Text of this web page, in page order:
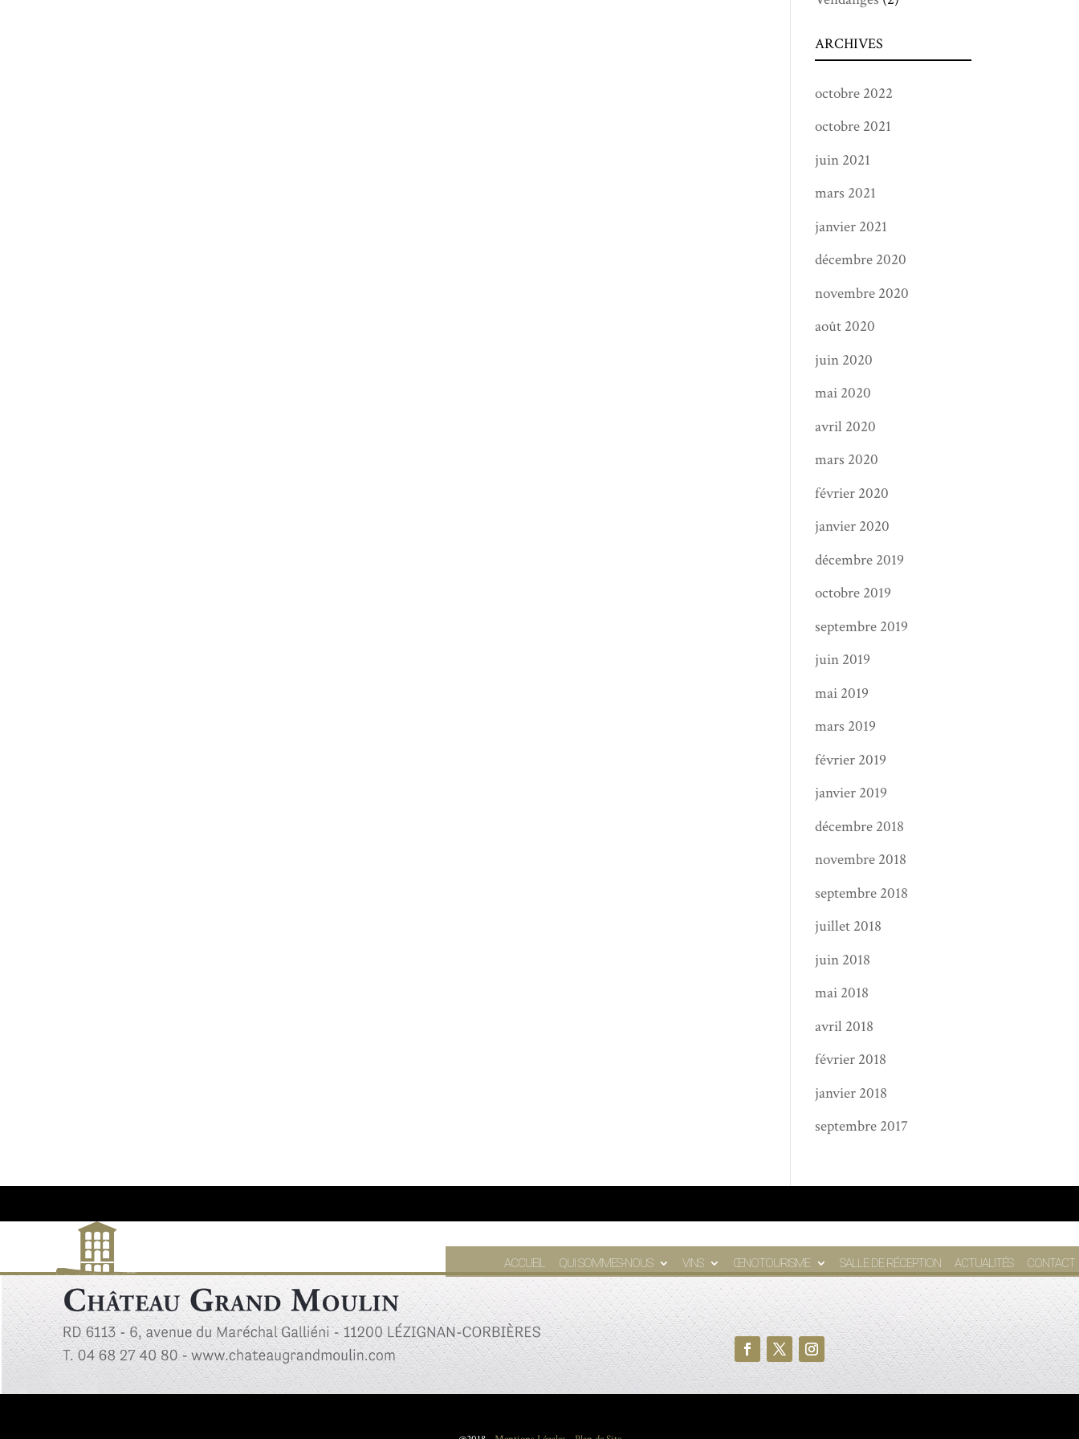
ARCHIVES
octobre 2022
octobre 2021
juin 2021
mars 2021
janvier 2021
décembre 2020
novembre 2020
août 2020
juin 2020
mai 2020
avril 2020
mars 2020
février 2020
janvier 2020
décembre 2019
octobre 2019
septembre 2019
juin 2019
mai 2019
mars 2019
février 2019
janvier 2019
décembre 2018
novembre 2018
septembre 2018
juillet 2018
juin 2018
mai 2018
avril 2018
février 2018
janvier 2018
septembre 2017
ACCUEIL QUI SOMMES-NOUS VINS ŒNOTOURISME SALLE DE RÉCEPTION ACTUALITÉS CONTACT